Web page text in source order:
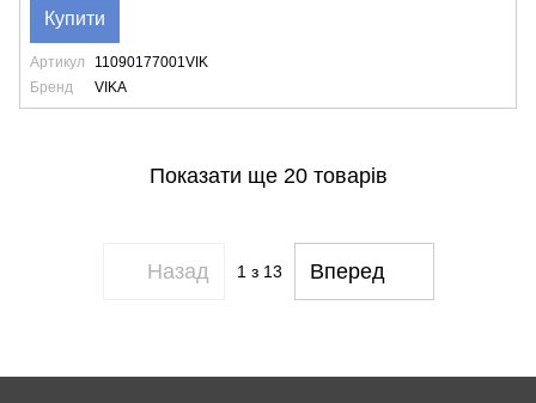
Купити
Артикул
11090177001VIK
Бренд
VIKA
Показати ще 20 товарів
Назад 1 з 13 Вперед